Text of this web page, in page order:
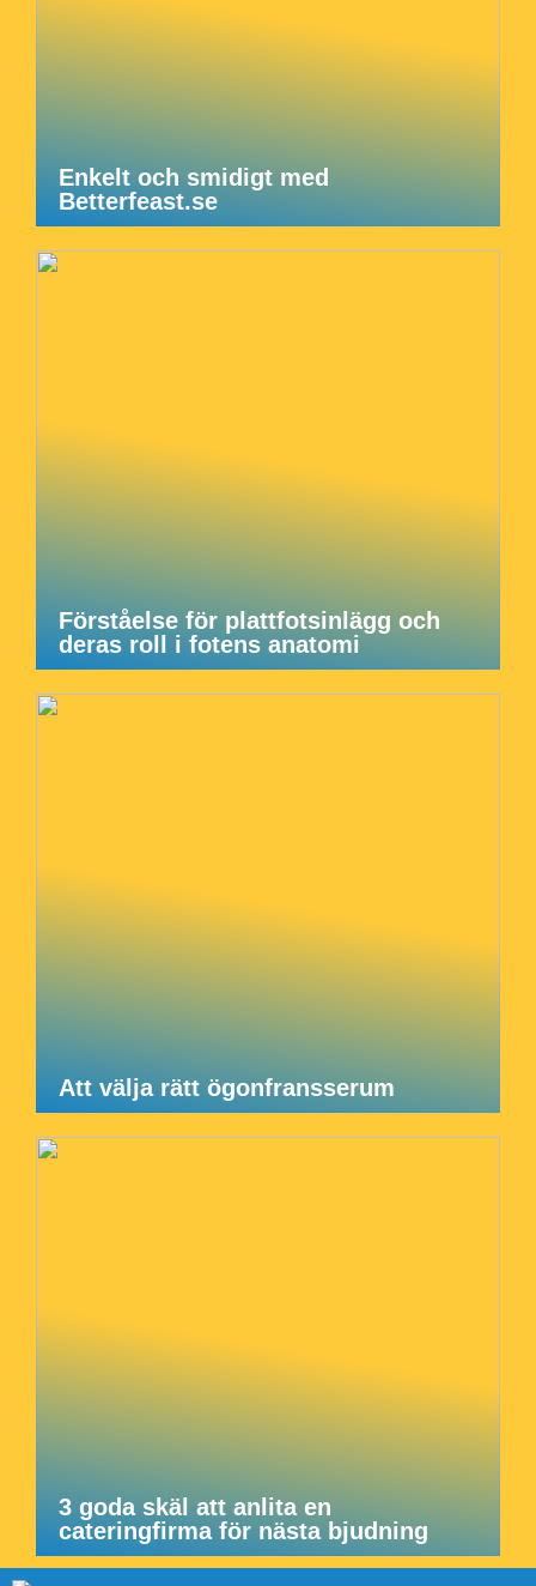
Enkelt och smidigt med
Betterfeast.se
Förståelse för plattfotsinlägg och
deras roll i fotens anatomi
Att välja rätt ögonfransserum
3 goda skäl att anlita en
cateringfirma för nästa bjudning